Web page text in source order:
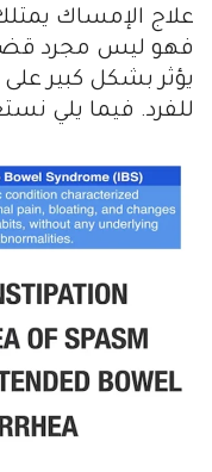
علاج الإمساك
فهو ليس مجرد
يؤثر بشكل كبير على
للفرد. فيما يلي